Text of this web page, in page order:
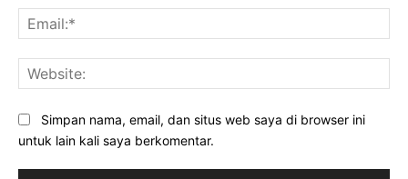
Simpan nama, email, dan situs web saya di browser ini
untuk lain kali saya berkomentar.